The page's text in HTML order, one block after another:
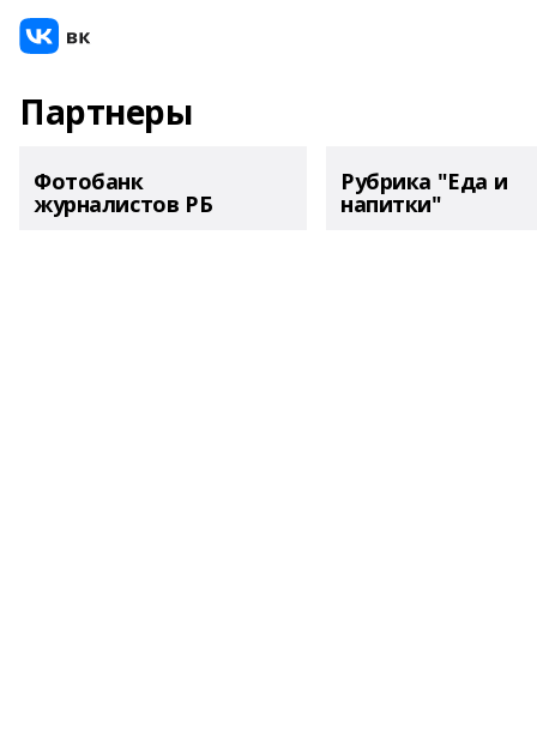
Партнеры
Фотобанк
журналистов РБ
Рубрика "Еда и
напитки"